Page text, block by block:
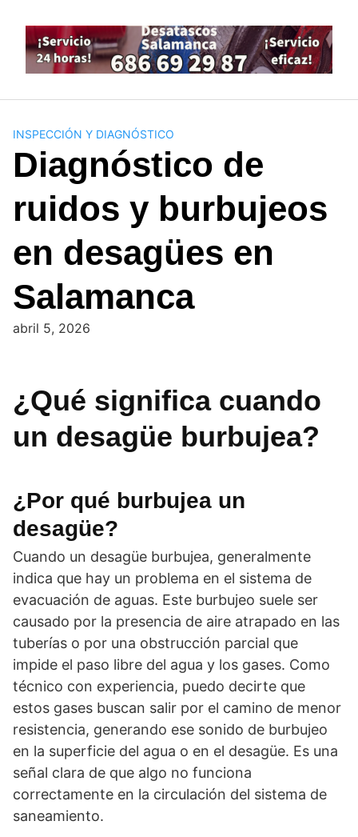
contenido
INSPECCIÓN Y DIAGNÓSTICO
Diagnóstico de
ruidos y burbujeos
en desagües en
Salamanca
abril 5, 2026
¿Qué significa cuando
un desagüe burbujea?
¿Por qué burbujea un
desagüe?
Cuando un desagüe burbujea, generalmente
indica que hay un problema en el sistema de
evacuación de aguas. Este burbujeo suele ser
causado por la presencia de aire atrapado en las
tuberías o por una obstrucción parcial que
impide el paso libre del agua y los gases. Como
técnico con experiencia, puedo decirte que
estos gases buscan salir por el camino de menor
resistencia, generando ese sonido de burbujeo
en la superficie del agua o en el desagüe. Es una
señal clara de que algo no funciona
correctamente en la circulación del sistema de
saneamiento.